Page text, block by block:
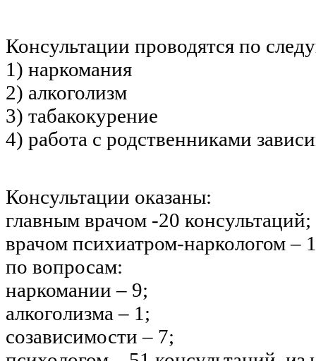
Консультации проводятся по
1) наркомания
2) алкоголизм
3) табакокурение
4) работа с родственниками
Консультации оказаны:
главным врачом -20 консультаций;
врачом психиатром-наркологом –
по вопросам:
наркомании – 9;
алкоголизма – 1;
созависимости – 7;